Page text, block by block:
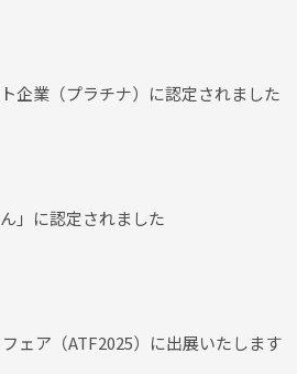
企業（プラチナ）に認定されました
」に認定されました
ェア（ATF2025）に出展いたします